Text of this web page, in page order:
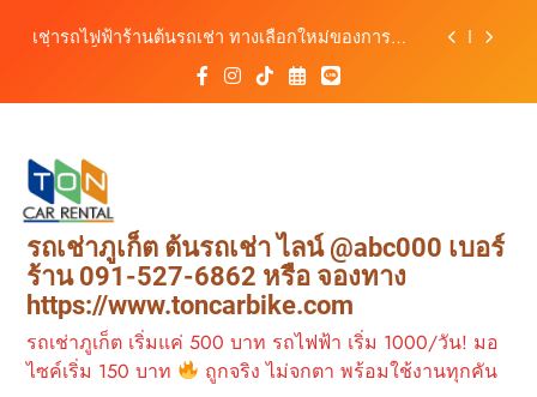
เช่ารถไฟฟ้าร้านต้นรถเช่า ทางเลือกใหม่ของการ
ต้นรถเช่ามอเตอร์ไซค์ภูเก็ต ราคาประหยัด ขี่ง่าย รับ
รถสะดวก 24 ชั่วโมง
สะดวก ราคาประหยัด เริ่มต้นเพียง 150 บาท/วัน
ต้นรถเช่า ครบทุกฟังก์ชันการใช้งาน ครบทุกประเภท
รถ ตอบโจทย์ทุกการเดินทางในภูเก็ต
เช่ารถไฟฟ้าร้านต้นรถเช่า ทางเลือกใหม่ของการ
เที่ยวภูเก็ต ขับเงียบ ประหยัด และทันสมัย
ต้นรถเช่ามอเตอร์ไซค์ภูเก็ต ราคาประหยัด ขี่ง่าย รับ
รถสะดวก 24 ชั่วโมง
รถเช่าภูเก็ต ต้นรถเช่า ไลน์ @abc000 เบอร์
ร้าน 091-527-6862 หรือ จองทาง
https://www.toncarbike.com
รถเช่าภูเก็ต เริ่มแค่ 500 บาท รถไฟฟ้า เริ่ม 1000/วัน! มอ
ไซค์เริ่ม 150 บาท
ถูกจริง ไม่จกตา พร้อมใช้งานทุกคัน